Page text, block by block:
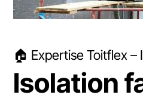
🏠 Expertise Toitflex –
Isolation